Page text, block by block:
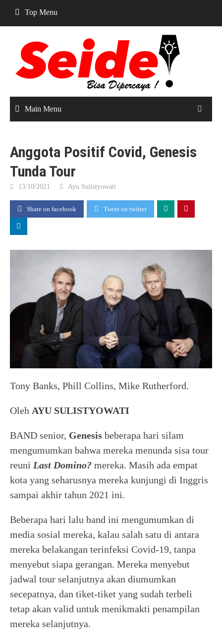
content
Top Menu
Main Menu
Anggota Positif Covid, Genesis
Tunda Tour
13/10/2021 Ayu Sulistyowati
Share on facebook Tweet on twitter
Tony Banks, Phill Collins, Mike Rutherford.
Oleh AYU SULISTYOWATI
BAND senior, Genesis beberapa hari silam
mengumumkan bahwa mereka menunda sisa tour
reuni Last Domino? mereka. Masih ada empat
kota yang seharusnya mereka kunjungi di Inggris
sampai akhir tahun 2021 ini.
Beberapa hari lalu band ini mengumumkan di
media sosial mereka, kalau salah satu di antara
mereka belakangan terinfeksi Covid-19, tanpa
menyebut siapa gerangan. Mereka menyebut
jadwal tour selanjutnya akan diumumkan
secepatnya, dan tiket-tiket yang sudah terbeli
tetap akan valid untuk menikmakti penampilan
mereka selanjutnya.